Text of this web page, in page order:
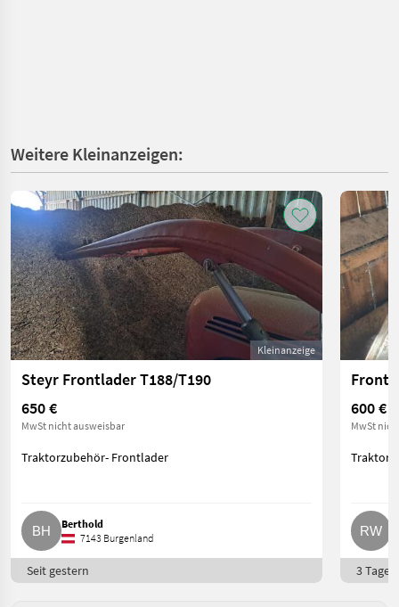
Weitere Kleinanzeigen:
Kleinanzeige
Steyr Frontlader T188/T190
650 €
MwSt nicht ausweisbar
Traktorzubehör- Frontlader
Berthold
7143 Burgenland
Seit gestern
600 €
MwSt
3 Tage